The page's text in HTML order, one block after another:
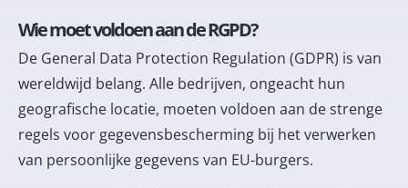
Wie moet voldoen aan de RGPD?
De General Data Protection Regulation (GDPR) is van
wereldwijd belang. Alle bedrijven, ongeacht hun
geografische locatie, moeten voldoen aan de strenge
regels voor gegevensbescherming bij het verwerken
van persoonlijke gegevens van EU-burgers.